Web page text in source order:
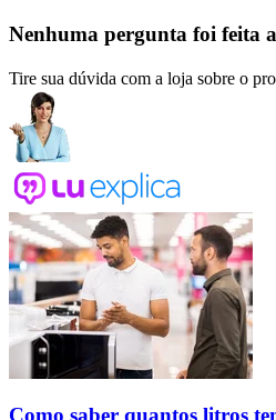
Nenhuma pergunta foi feita
Tire sua dúvida com a loja sobre o
Como saber quantos litros